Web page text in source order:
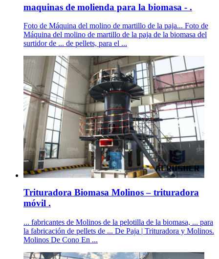
maquinas de molienda para la biomasa - .
Foto de Máquina del molino de martillo de la paja... Foto de
Máquina del molino de martillo de la paja de la biomasa del
surtidor de ... de pellets, para el ...
Trituradora Biomasa Molinos – trituradora
móvil .
... fabricantes de Molinos de la pelotilla de la biomasa, ... para
la fabricación de pellets de ... De Paja | Trituradora y Molinos.
Molinos De Cono En ...